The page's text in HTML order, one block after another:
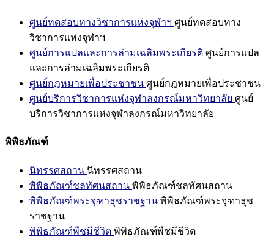
ศูนย์ทดสอบทางวิชาการแห่งจุฬาฯ ศูนย์ทดสอบทาง
วิชาการแห่งจุฬาฯ
ศูนย์การแปลและการล่ามเฉลิมพระเกียรติ ศูนย์การแปล
และการล่ามเฉลิมพระเกียรติ
ศูนย์กฎหมายเพื่อประชาชน ศูนย์กฎหมายเพื่อประชาชน
ศูนย์บริการวิชาการแห่งจุฬาลงกรณ์มหาวิทยาลัย ศูนย์
บริการวิชาการแห่งจุฬาลงกรณ์มหาวิทยาลัย
พิพิธภัณฑ์
นิทรรศสถาน นิทรรศสถาน
พิพิธภัณฑ์ชลทัศนสถาน พิพิธภัณฑ์ชลทัศนสถาน
พิพิธภัณฑ์พระจุฑาธุชราชฐาน พิพิธภัณฑ์พระจุฑาธุช
ราชฐาน
พิพิธภัณฑ์พืชมีชีวิต พิพิธภัณฑ์พืชมีชีวิต